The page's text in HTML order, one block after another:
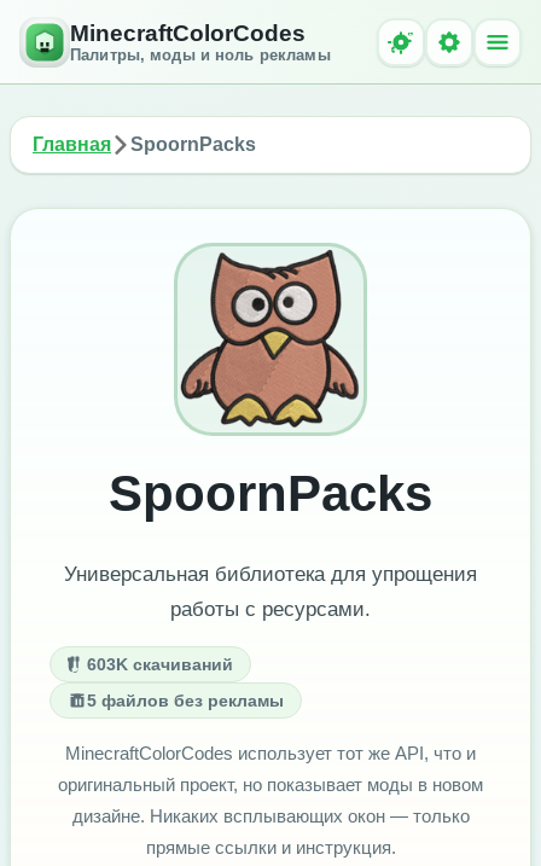
MinecraftColorCodes
Палитры, моды и ноль рекламы
Главная SpoornPacks
SpoornPacks
Универсальная библиотека для упрощения
работы с ресурсами.
603K скачиваний
5 файлов без рекламы
MinecraftColorCodes использует тот же API, что и
оригинальный проект, но показывает моды в новом
дизайне. Никаких всплывающих окон — только
прямые ссылки и инструкция.